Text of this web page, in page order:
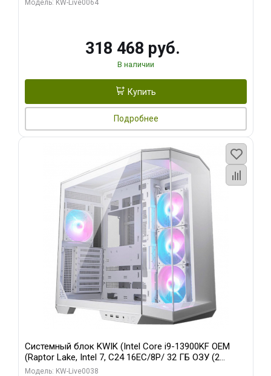
Модель: KW-Live0064
318 468 руб.
В наличии
Купить
Подробнее
Системный блок KWIK (Intel Core i9-13900KF OEM
(Raptor Lake, Intel 7, C24 16EC/8P/ 32 ГБ ОЗУ (2
модуля)/ Gigabyte RX9070XT GAMING OC 16GB GDDR6
Модель: KW-Live0038